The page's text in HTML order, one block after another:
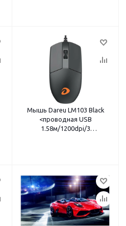
Мышь Dareu LM103 Black
<проводная USB
1.58м/1200dpi/3